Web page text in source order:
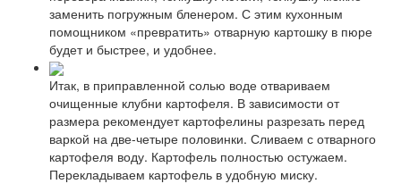
заменить погружным бленером. С этим кухонным
помощником «превратить» отварную картошку в пюре
будет и быстрее, и удобнее.
Итак, в приправленной солью воде отвариваем
очищенные клубни картофеля. В зависимости от
размера рекомендует картофелины разрезать перед
варкой на две-четыре половинки. Сливаем с отварного
картофеля воду. Картофель полностью остужаем.
Перекладываем картофель в удобную миску.